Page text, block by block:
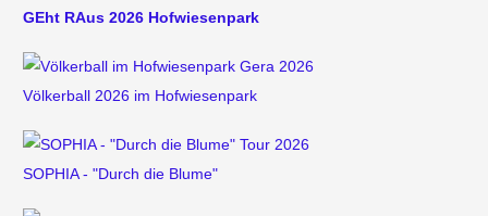
GEht RAus 2026 Hofwiesenpark
Völkerball 2026 im Hofwiesenpark
SOPHIA - "Durch die Blume"